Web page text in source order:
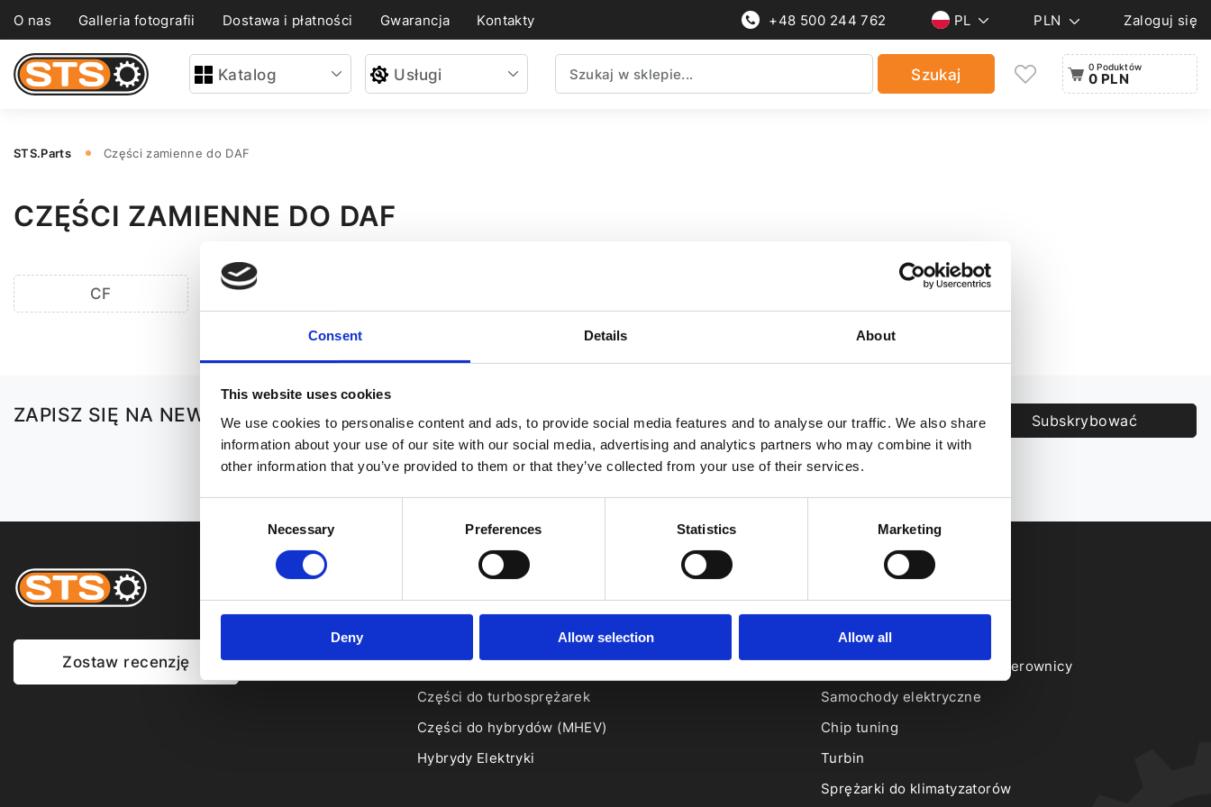
Consent Details About
This website uses cookies
We use cookies to personalise content and ads, to provide social media features and to analyse our traffic. We also share
information about your use of our site with our social media, advertising and analytics partners who may combine it with
other information that you’ve provided to them or that they’ve collected from your use of their services.
Necessary Preferences Statistics Marketing
Deny Allow selection Allow all
O nas Galleria fotografii Dostawa i płatności Gwarancja Kontakty +48 500 244 762 PL PLN Zaloguj się
Katalog Usługi Szukaj 0 Poduktów
0 PLN
STS.Parts Części zamienne do DAF
CZĘŚCI ZAMIENNE DO DAF
CF
ZAPISZ SIĘ NA NEWSY! Subskrybować
Proszę zwrócić uwagę na nasząPolityka prywatności.
Zostaw recenzję
Katalog
Klimatyzacja
Części do turbosprężarek
Części do hybrydów (MHEV)
Hybrydy Elektryki
Wspomaganie kierownicy
Elektryczne wspomaganie kierownicy
Samochody elektryczne
Chip tuning
Turbin
Sprężarki do klimatyzatorów